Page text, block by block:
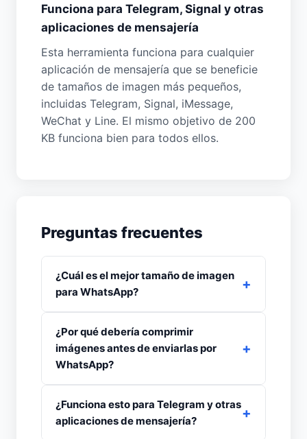
Funciona para Telegram, Signal y otras
aplicaciones de mensajería
Esta herramienta funciona para cualquier
aplicación de mensajería que se beneficie
de tamaños de imagen más pequeños,
incluidas Telegram, Signal, iMessage,
WeChat y Line. El mismo objetivo de 200
KB funciona bien para todos ellos.
Preguntas frecuentes
¿Cuál es el mejor tamaño de imagen
para WhatsApp?
¿Por qué debería comprimir
imágenes antes de enviarlas por
WhatsApp?
¿Funciona esto para Telegram y otras
aplicaciones de mensajería?